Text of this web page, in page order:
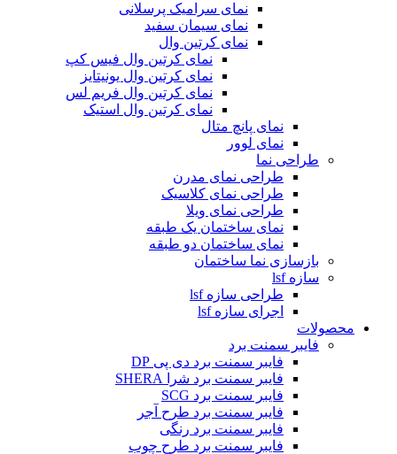
نمای سرامیک پرسلانی
نمای سیمان سفید
نمای کرتین وال
نمای کرتین وال فیس کپ
نمای کرتین وال یونیتایز
نمای کرتین وال فریم لس
نمای کرتین وال استیک
نمای پانچ متال
نمای لوور
طراحی نما
طراحی نمای مدرن
طراحی نمای کلاسیک
طراحی نمای ویلا
نمای ساختمان یک طبقه
نمای ساختمان دو طبقه
بازسازی نما ساختمان
سازه lsf
طراحی سازه lsf
اجرای سازه lsf
محصولات
فایبر سمنت برد
فایبر سمنت برد دی پی DP
فایبر سمنت برد شرا SHERA
فایبر سمنت برد SCG
فایبر سمنت برد طرح آجر
فایبر سمنت برد رنگی
فایبر سمنت برد طرح چوب